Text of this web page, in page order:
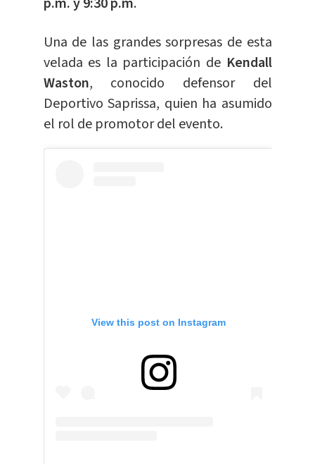
Una de las grandes sorpresas de esta
velada es la participación de Kendall
Waston, conocido defensor del
Deportivo Saprissa, quien ha asumido
el rol de promotor del evento.
View this post on Instagram